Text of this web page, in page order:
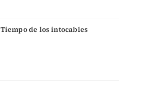
Tiempo de los intocables